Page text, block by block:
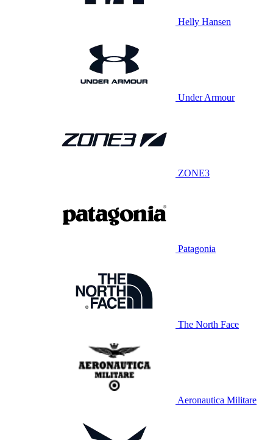
Helly Hansen
Under Armour
ZONE3
Patagonia
The North Face
Aeronautica Militare